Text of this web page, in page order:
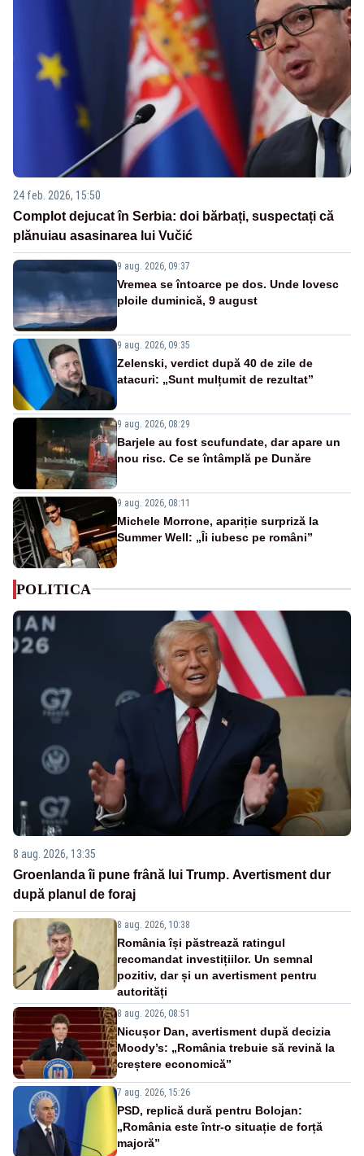
24 feb. 2026, 15:50
Complot dejucat în Serbia: doi bărbați, suspectați că
plănuiau asasinarea lui Vučić
9 aug. 2026, 09:37
Vremea se întoarce pe dos. Unde lovesc
ploile duminică, 9 august
9 aug. 2026, 09:35
Zelenski, verdict după 40 de zile de
atacuri: „Sunt mulțumit de rezultat”
9 aug. 2026, 08:29
Barjele au fost scufundate, dar apare un
nou risc. Ce se întâmplă pe Dunăre
9 aug. 2026, 08:11
Michele Morrone, apariție surpriză la
Summer Well: „Îi iubesc pe români”
POLITICA
8 aug. 2026, 13:35
Groenlanda îi pune frână lui Trump. Avertisment dur
după planul de foraj
8 aug. 2026, 10:38
România își păstrează ratingul
recomandat investițiilor. Un semnal
pozitiv, dar și un avertisment pentru
autorități
8 aug. 2026, 08:51
Nicușor Dan, avertisment după decizia
Moody’s: „România trebuie să revină la
creștere economică”
7 aug. 2026, 15:26
PSD, replică dură pentru Bolojan:
„România este într-o situație de forță
majoră”